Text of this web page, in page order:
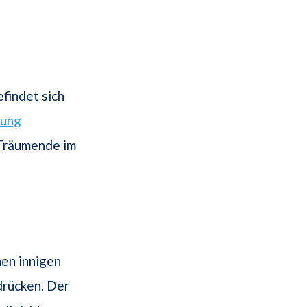
sich
im
innigen
Der